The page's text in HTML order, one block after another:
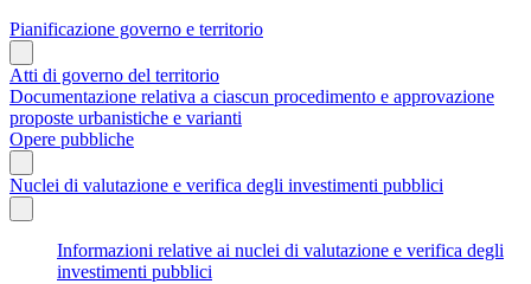
Pianificazione governo e territorio
Atti di governo del territorio
Documentazione relativa a ciascun procedimento e approvazione
proposte urbanistiche e varianti
Opere pubbliche
Nuclei di valutazione e verifica degli investimenti pubblici
Informazioni relative ai nuclei di valutazione e verifica degli
investimenti pubblici